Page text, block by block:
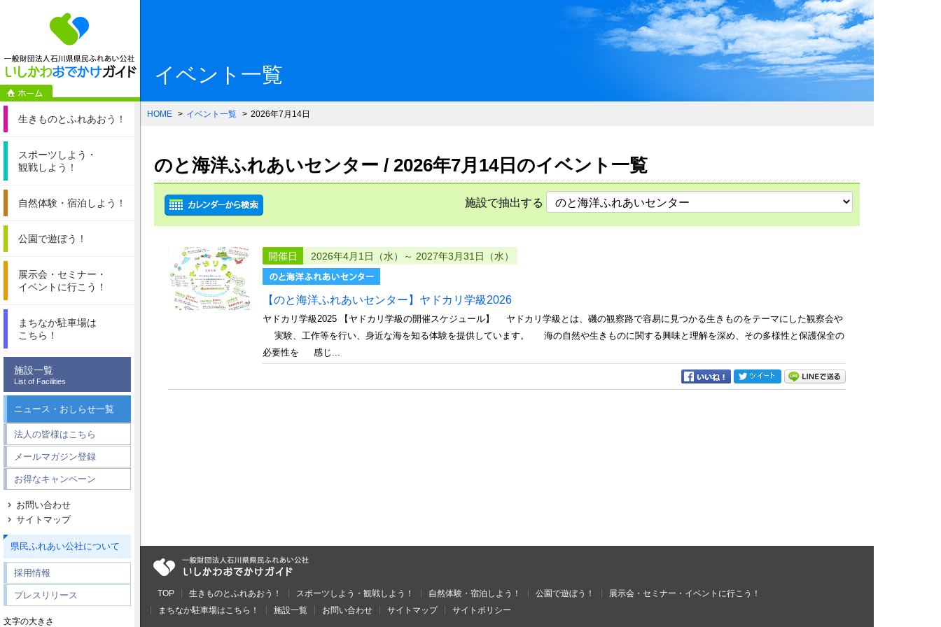
一般財団法人石川県県民ふれあい公社 いしかわおでかけガイド
生きものとふれあおう！
スポーツしよう・
観戦しよう！
自然体験・ 宿泊しよう！
公園で遊ぼう！
展示会・セミナー・
イベントに行こう！
まちなか駐車場は
こちら！
施設一覧
List of Facilities
ニュース・おしらせ一覧
法人の皆様はこちら
メールマガジン登録
お得なキャンペーン
お問い合わせ
サイトマップ
県民ふれあい公社について
採用情報
プレスリリース
文字の大きさ
イベント一覧
HOME イベント一覧 2026年7月14日
のと海洋ふれあいセンター / 2026年7月14日のイベント一覧
施設で抽出する
開催日 2026年4月1日（水）～ 2027年3月31日（水）
【のと海洋ふれあいセンター】ヤドカリ学級2026
ヤドカリ学級2025 【ヤドカリ学級の開催スケジュール】 ヤドカリ学級とは、磯の観察路で容易に見つかる生きものをテーマにした観察会や
実験、工作等を行い、身近な海を知る体験を提供しています。 海の自然や生きものに関する興味と理解を深め、その多様性と保護保全の
必要性を 感じ...
TOP 生きものとふれあおう！ スポーツしよう・観戦しよう！ 自然体験・宿泊しよう！ 公園で遊ぼう！
展示会・セミナー・イベントに行こう！
まちなか駐車場はこちら！
施設一覧 お問い合わせ サイトマップ サイトポリシー